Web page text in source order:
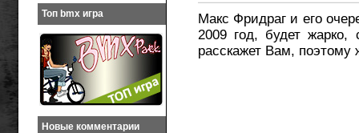
Макс Фридраг и его
2009 год, будет жарко,
расскажет Вам, поэтому
Топ bmx игра
Новые комментарии